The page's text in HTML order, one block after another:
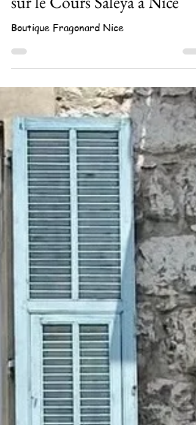
Une balade enchantée à la
boutique FRAGONARD
sur le Cours Saleya à Nice